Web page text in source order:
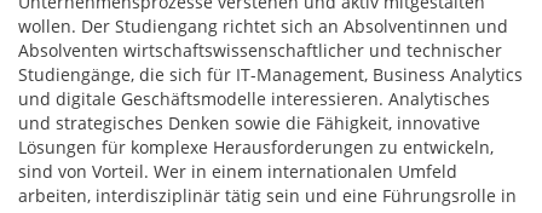
wollen. Der Studiengang richtet sich an Absolventinnen und
Absolventen wirtschaftswissenschaftlicher und technischer
Studiengänge, die sich für IT-Management, Business Analytics
und digitale Geschäftsmodelle interessieren. Analytisches
und strategisches Denken sowie die Fähigkeit, innovative
Lösungen für komplexe Herausforderungen zu entwickeln,
sind von Vorteil. Wer in einem internationalen Umfeld
arbeiten, interdisziplinär tätig sein und eine Führungsrolle in